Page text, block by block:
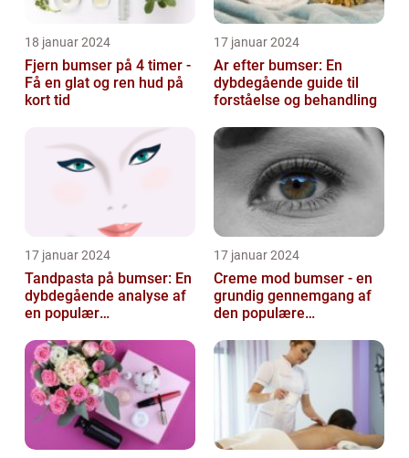
18 januar 2024
Fjern bumser på 4 timer -
Få en glat og ren hud på
kort tid
17 januar 2024
Ar efter bumser: En
dybdegående guide til
forståelse og behandling
17 januar 2024
Tandpasta på bumser: En
dybdegående analyse af
en populær
17 januar 2024
Creme mod bumser - en
grundig gennemgang af
den populære